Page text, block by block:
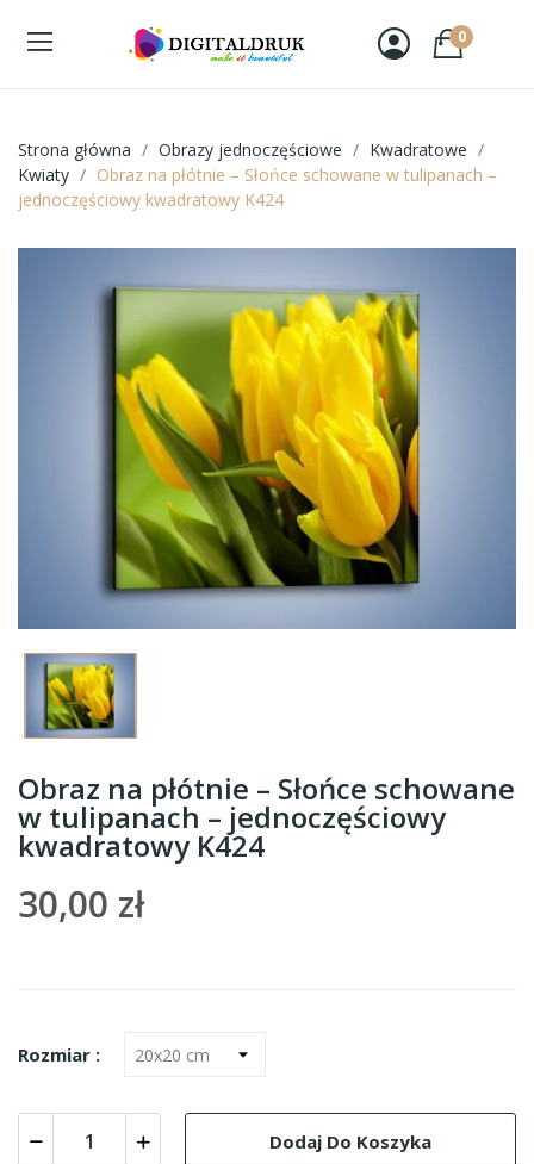
0
Strona główna Obrazy jednoczęściowe
Kwadratowe
Kwiaty
Obraz na płótnie – Słońce schowane w tulipanach –
jednoczęściowy kwadratowy K424
Obraz na płótnie – Słońce schowane
w tulipanach – jednoczęściowy
kwadratowy K424
30,00 zł
Rozmiar :
Dodaj Do Koszyka